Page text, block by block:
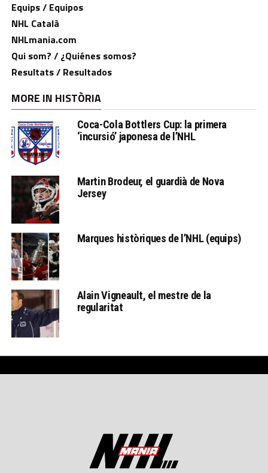
Equips / Equipos
NHL Català
NHLmania.com
Qui som? / ¿Quiénes somos?
Resultats / Resultados
MORE IN HISTÒRIA
Coca-Cola Bottlers Cup: la primera
‘incursió’ japonesa de l’NHL
Martin Brodeur, el guardià de Nova
Jersey
Marques històriques de l’NHL (equips)
Alain Vigneault, el mestre de la
regularitat